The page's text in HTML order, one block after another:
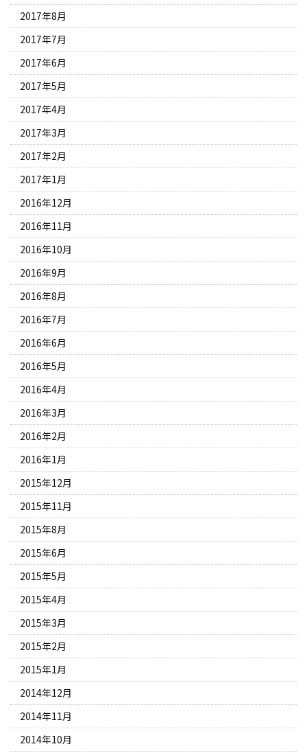
2017年8月
2017年7月
2017年6月
2017年5月
2017年4月
2017年3月
2017年2月
2017年1月
2016年12月
2016年11月
2016年10月
2016年9月
2016年8月
2016年7月
2016年6月
2016年5月
2016年4月
2016年3月
2016年2月
2016年1月
2015年12月
2015年11月
2015年8月
2015年6月
2015年5月
2015年4月
2015年3月
2015年2月
2015年1月
2014年12月
2014年11月
2014年10月